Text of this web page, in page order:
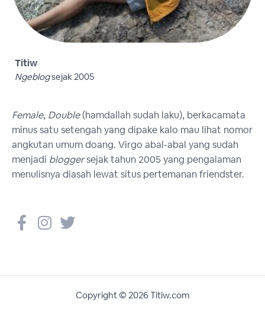
Titiw
Ngeblogsejak 2005
Female, Double(hamdallah sudah laku), berkacamata
minus satu setengah yang dipake kalo mau lihat nomor
angkutan umum doang. Virgo abal-abal yang sudah
menjadi bloggersejak tahun 2005 yang pengalaman
menulisnya diasah lewat situs pertemanan friendster.
Copyright © 2026 Titiw.com